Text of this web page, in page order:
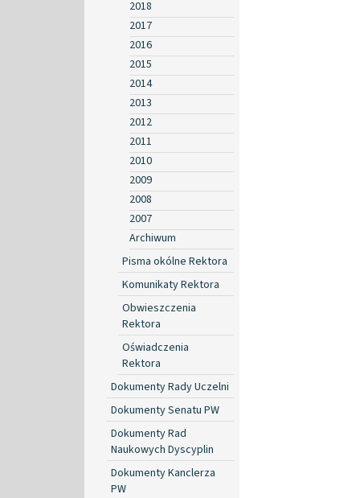
2018
2017
2016
2015
2014
2013
2012
2011
2010
2009
2008
2007
Archiwum
Pisma okólne Rektora
Komunikaty Rektora
Obwieszczenia
Rektora
Oświadczenia
Rektora
Dokumenty Rady Uczelni
Dokumenty Senatu PW
Dokumenty Rad
Naukowych Dyscyplin
Dokumenty Kanclerza
PW